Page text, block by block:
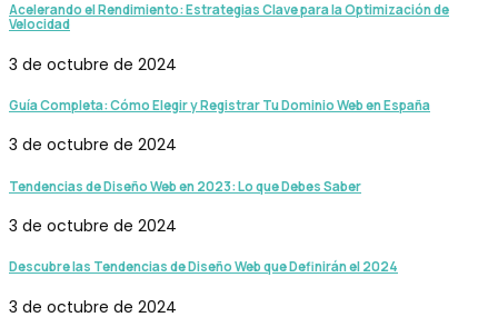
Acelerando el Rendimiento: Estrategias Clave para la Optimización de
Velocidad
3 de octubre de 2024
Guía Completa: Cómo Elegir y Registrar Tu Dominio Web en España
3 de octubre de 2024
Tendencias de Diseño Web en 2023: Lo que Debes Saber
3 de octubre de 2024
Descubre las Tendencias de Diseño Web que Definirán el 2024
3 de octubre de 2024